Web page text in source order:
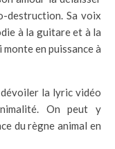
destruction. Sa voix
à la guitare et à la
en puissance à
la lyric vidéo
On peut y
du règne animal en